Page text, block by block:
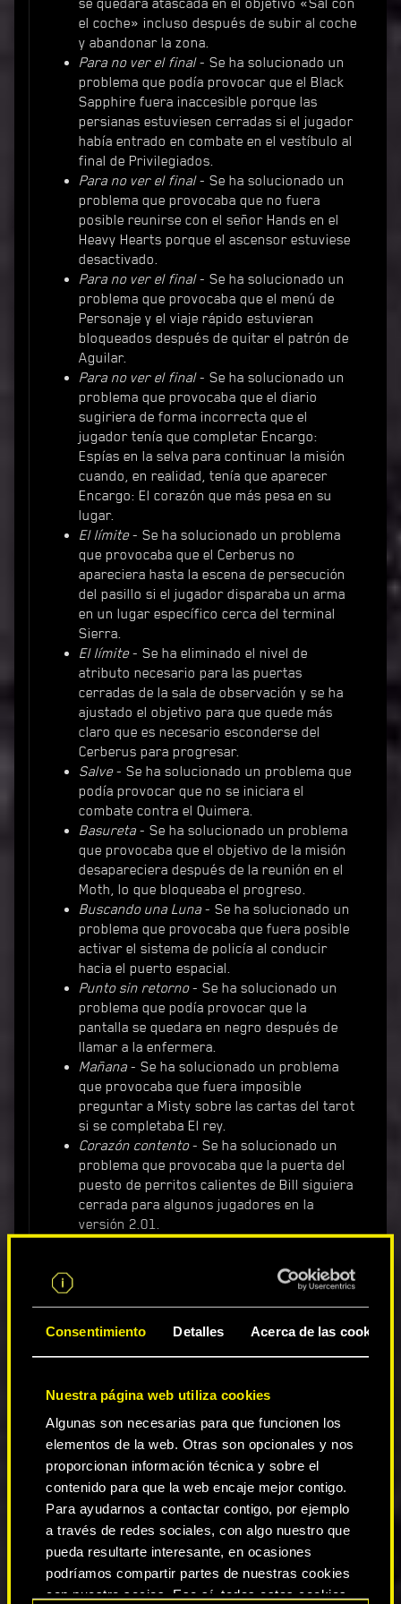
Consentimiento Detalles Acerca de las cookies
Nuestra página web utiliza cookies
Algunas son necesarias para que funcionen los
elementos de la web. Otras son opcionales y nos
proporcionan información técnica y sobre el
contenido para que la web encaje mejor contigo.
Para ayudarnos a contactar contigo, por ejemplo
a través de redes sociales, con algo nuestro que
pueda resultarte interesante, en ocasiones
podríamos compartir partes de nuestras cookies
con nuestro socios. Eso sí, todas estas cookies
se quedara atascada en el objetivo «Sal con
el coche» incluso después de subir al coche
y abandonar la zona.
Para no ver el final- Se ha solucionado un
problema que podía provocar que el Black
Sapphire fuera inaccesible porque las
persianas estuviesen cerradas si el jugador
había entrado en combate en el vestíbulo al
final de Privilegiados.
Para no ver el final- Se ha solucionado un
problema que provocaba que no fuera
posible reunirse con el señor Hands en el
Heavy Hearts porque el ascensor estuviese
desactivado.
Para no ver el final- Se ha solucionado un
problema que provocaba que el menú de
Personaje y el viaje rápido estuvieran
bloqueados después de quitar el patrón de
Aguilar.
Para no ver el final- Se ha solucionado un
problema que provocaba que el diario
sugiriera de forma incorrecta que el
jugador tenía que completar Encargo:
Espías en la selva para continuar la misión
cuando, en realidad, tenía que aparecer
Encargo: El corazón que más pesa en su
lugar.
El límite- Se ha solucionado un problema
que provocaba que el Cerberus no
apareciera hasta la escena de persecución
del pasillo si el jugador disparaba un arma
en un lugar específico cerca del terminal
Sierra.
El límite- Se ha eliminado el nivel de
atributo necesario para las puertas
cerradas de la sala de observación y se ha
ajustado el objetivo para que quede más
claro que es necesario esconderse del
Cerberus para progresar.
Salve- Se ha solucionado un problema que
podía provocar que no se iniciara el
combate contra el Quimera.
Basureta - Se ha solucionado un problema
que provocaba que el objetivo de la misión
desapareciera después de la reunión en el
Moth, lo que bloqueaba el progreso.
Buscando una Luna - Se ha solucionado un
problema que provocaba que fuera posible
activar el sistema de policía al conducir
hacia el puerto espacial.
Punto sin retorno- Se ha solucionado un
problema que podía provocar que la
pantalla se quedara en negro después de
llamar a la enfermera.
Mañana - Se ha solucionado un problema
que provocaba que fuera imposible
preguntar a Misty sobre las cartas del tarot
si se completaba El rey.
Corazón contento- Se ha solucionado un
problema que provocaba que la puerta del
puesto de perritos calientes de Bill siguiera
cerrada para algunos jugadores en la
versión 2.01.
Misiones y mundo abierto
provocaba que el Quadra Type «Wingate»
del 66 no apareciera en el menú Llamar
Johnny ya no aparecerá cuando recojas la
recompensa de Trauma Drama antes de
completar el Acto 1.
Ahora, la página web de Trauma Team será
accesible desde el ordenador de V cuando la
misión El vals del obrero esté activa.
Nacidos para dominar: Arroyo- Se ha
solucionado un problema que podía
provocar que no se pudiera completar la
misión si se derrotaba a Buck con el
ciberware Microgenerador equipado.